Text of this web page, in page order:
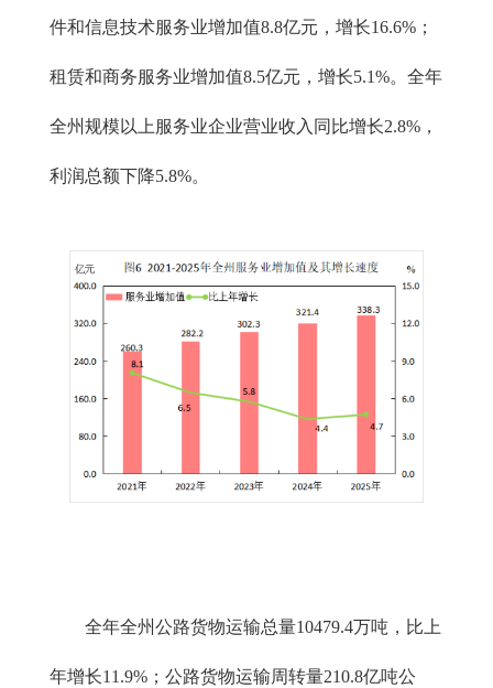
件和信息技术服务业增加值8.8亿元，增长16.6%；
租赁和商务服务业增加值8.5亿元，增长5.1%。全年
全州规模以上服务业企业营业收入同比增长2.8%，
利润总额下降5.8%。
全年全州公路货物运输总量10479.4万吨，比上
年增长11.9%；公路货物运输周转量210.8亿吨公